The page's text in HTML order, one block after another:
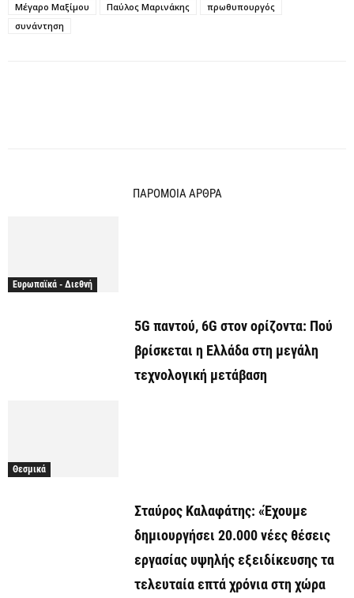
Μέγαρο Μαξίμου
Παύλος Μαρινάκης
πρωθυπουργός
συνάντηση
ΠΑΡΟΜΟΙΑ ΑΡΘΡΑ
Ευρωπαϊκά - Διεθνή
5G παντού, 6G στον ορίζοντα: Πού
βρίσκεται η Ελλάδα στη μεγάλη
τεχνολογική μετάβαση
Θεσμικά
Σταύρος Καλαφάτης: «Έχουμε
δημιουργήσει 20.000 νέες θέσεις
εργασίας υψηλής εξειδίκευσης τα
τελευταία επτά χρόνια στη χώρα